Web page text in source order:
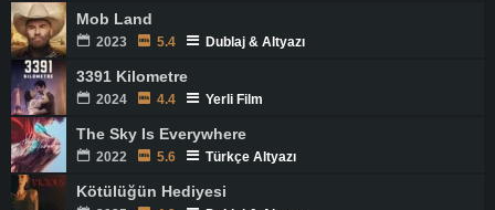
Mob Land
2023 5.4 Dublaj & Altyazı
3391 Kilometre
2024 4.4 Yerli Film
The Sky Is Everywhere
2022 5.6 Türkçe Altyazı
Kötülüğün Hediyesi